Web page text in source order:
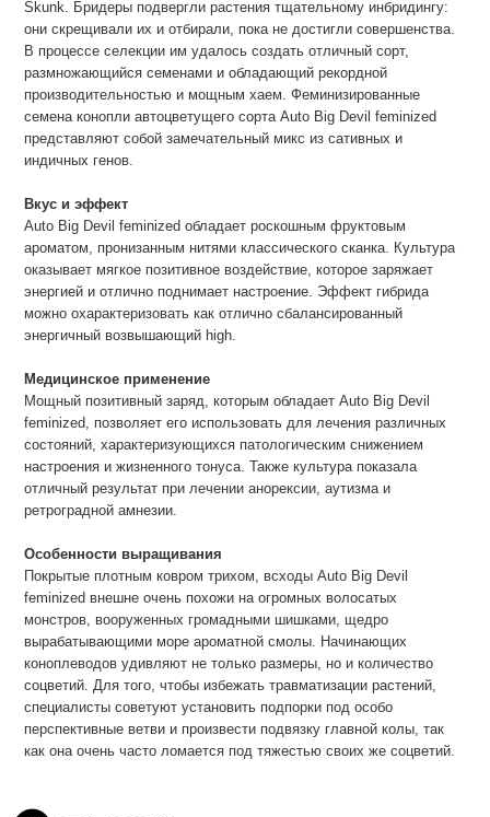
Skunk. Бридеры подвергли растения тщательному инбридингу:
они скрещивали их и отбирали, пока не достигли совершенства.
В процессе селекции им удалось создать отличный сорт,
размножающийся семенами и обладающий рекордной
производительностью и мощным хаем. Феминизированные
семена конопли автоцветущего сорта Auto Big Devil feminized
представляют собой замечательный микс из сативных и
индичных генов.
Вкус и эффект
Auto Big Devil feminized обладает роскошным фруктовым
ароматом, пронизанным нитями классического сканка. Культура
оказывает мягкое позитивное воздействие, которое заряжает
энергией и отлично поднимает настроение. Эффект гибрида
можно охарактеризовать как отлично сбалансированный
энергичный возвышающий high.
Медицинское применение
Мощный позитивный заряд, которым обладает Auto Big Devil
feminized, позволяет его использовать для лечения различных
состояний, характеризующихся патологическим снижением
настроения и жизненного тонуса. Также культура показала
отличный результат при лечении анорексии, аутизма и
ретроградной амнезии.
Особенности выращивания
Покрытые плотным ковром трихом, всходы Auto Big Devil
feminized внешне очень похожи на огромных волосатых
монстров, вооруженных громадными шишками, щедро
вырабатывающими море ароматной смолы. Начинающих
коноплеводов удивляют не только размеры, но и количество
соцветий. Для того, чтобы избежать травматизации растений,
специалисты советуют установить подпорки под особо
перспективные ветви и произвести подвязку главной колы, так
как она очень часто ломается под тяжестью своих же соцветий.